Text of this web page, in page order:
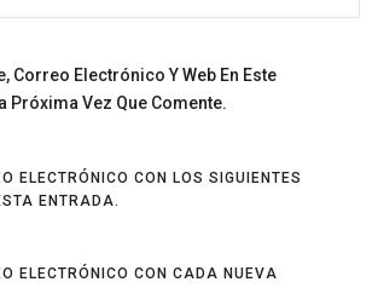
Correo Electrónico Y Web En Este
Próxima Vez Que Comente.
ELECTRÓNICO CON LOS SIGUIENTES
ENTRADA.
ELECTRÓNICO CON CADA NUEVA